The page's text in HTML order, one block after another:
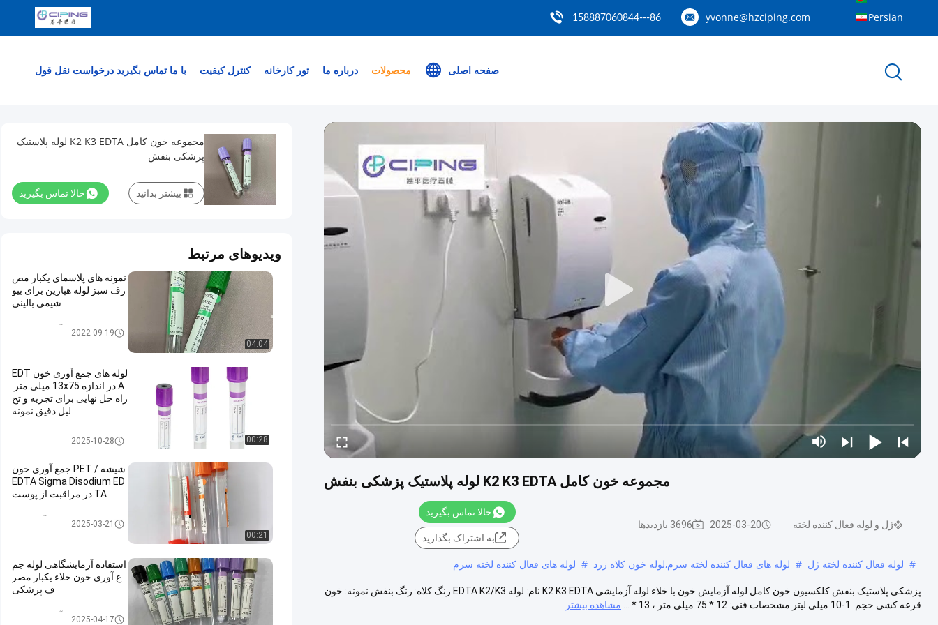
yvonne@hzciping.com
86---158887060844 Persian
صفحه اصلی محصولات درباره ما تور کارخانه کنترل کیفیت با ما تماس بگیرید درخواست نقل قول
مجموعه خون کامل K2 K3 EDTA لوله پلاستیک پزشکی بنفش
ژل و لوله فعال کننده لخته 2025-03-20 3696 بازدیدها
حالا تماس بگیرید
به اشتراک بگذارید
# لوله فعال کننده لخته ژل # لوله های فعال کننده لخته سرم,لوله خون کلاه زرد # لوله های فعال کننده لخته سرم
پزشکی پلاستیک بنفش کلکسیون خون کامل لوله آزمایش خون با خلاء لوله آزمایشی K2 K3 EDTA نام: لوله EDTA K2/K3 رنگ کلاه: رنگ بنفش نمونه: خون
قرعه کشی حجم: 1-10 میلی لیتر مشخصات فنی: 12 * 75 میلی متر ، 13 * ...
مشاهده بیشتر
مجموعه خون کامل K2 K3 EDTA لوله پلاستیک
پزشکی بنفش
حالا تماس بگیرید بیشتر بدانید
ویدیوهای مرتبط
04:04
نمونه های پلاسمای یکبار مص
رف سبز لوله هپارین برای بیو
شیمی بالینی
لوله جمع آوری خون خلاء2022-09-19
00:28
لوله های جمع آوری خون EDT
A در اندازه 13x75 میلی متر:
راه حل نهایی برای تجزیه و تح
لیل دقیق نمونه
2025-10-28
00:21
شیشه / PET جمع آوری خون
EDTA Sigma Disodium ED
TA در مراقبت از پوست
لوله جمع آوری خون2025-03-21
استفاده آزمایشگاهی لوله جم
ع آوری خون خلاء یکبار مصر
ف پزشکی
سیستم جمع آوری خون خلاء
2025-04-17